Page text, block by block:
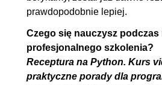
podkreślenia
mechanizmu dataclass
3.12. Klasy i metody
abstrakcyjne
prawdopodobnie lepiej.
Czego się nauczysz podczas
profesjonalnego szkolenia?
Receptura na Python. Kurs
praktyczne porady dla